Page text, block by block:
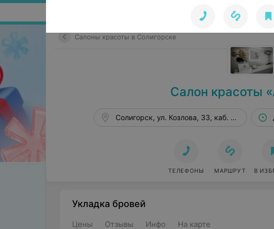
Салоны красоты в Солигорске
Салон красоты
Солигорск, ул. Козлова, 33, каб. 215
ТЕЛЕФОНЫ МАРШРУТ В
Укладка бровей
Цены Отзывы Инфо На карте